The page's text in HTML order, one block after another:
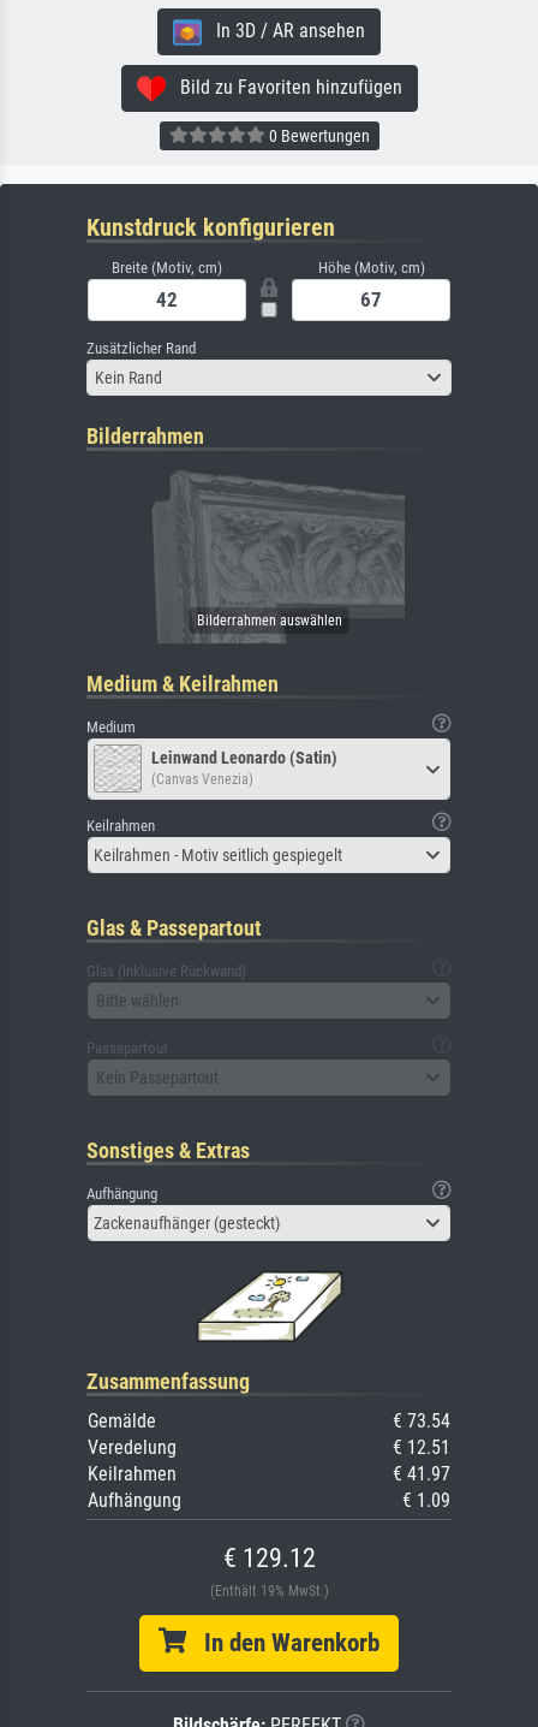
In 3D / AR ansehen
Bild zu Favoriten hinzufügen
0 Bewertungen
Kunstdruck konfigurieren
Breite (Motiv, cm) Höhe (Motiv, cm)
Zusätzlicher Rand
Kein Rand
Bilderrahmen
Medium & Keilrahmen
Medium
Leinwand Leonardo (Satin)
(Canvas Venezia)
Keilrahmen
Keilrahmen - Motiv seitlich gespiegelt
Glas & Passepartout
Glas (inklusive Rückwand)
Bitte wählen
Passepartout
Kein Passepartout
Sonstiges & Extras
Aufhängung
Zackenaufhänger (gesteckt)
Zusammenfassung
Gemälde
€ 73.54
Veredelung
€ 12.51
Keilrahmen
€ 41.97
Aufhängung
€ 1.09
€ 129.12
(Enthält 19% MwSt.)
In den Warenkorb